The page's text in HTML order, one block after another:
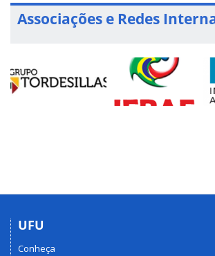
Associações e Redes
UFU
Conheça